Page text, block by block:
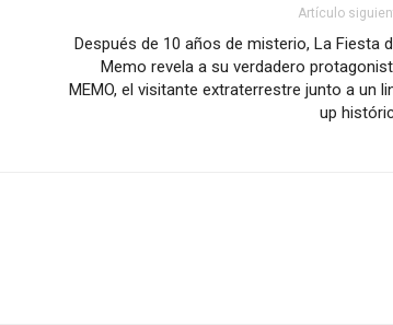
Artículo
Después de 10 años de misterio, La Fiesta
Memo revela a su verdadero
MEMO, el visitante extraterrestre junto a un
up